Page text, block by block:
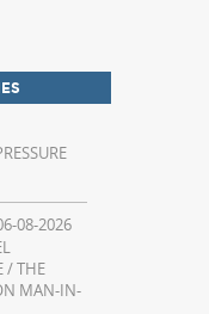
08-2026
/ THE
MAN-IN-